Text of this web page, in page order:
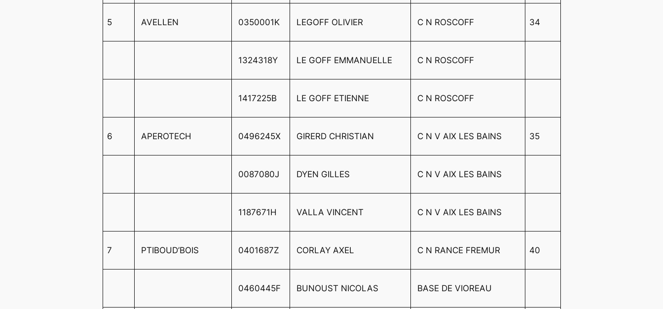
5 AVELLEN 0350001K LEGOFF OLIVIER C N ROSCOFF 34
1324318Y LE GOFF EMMANUELLE C N ROSCOFF
1417225B LE GOFF ETIENNE C N ROSCOFF
6 APEROTECH 0496245X GIRERD CHRISTIAN C N V AIX LES BAINS 35
0087080J DYEN GILLES C N V AIX LES BAINS
1187671H VALLA VINCENT C N V AIX LES BAINS
7 PTIBOUD’BOIS 0401687Z CORLAY AXEL C N RANCE FREMUR 40
0460445F BUNOUST NICOLAS BASE DE VIOREAU